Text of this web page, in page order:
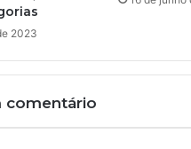
2023
comentário